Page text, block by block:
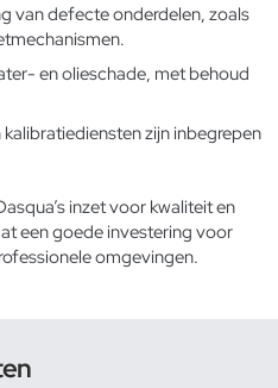
van defecte onderdelen, zoals
en olieschade, met behoud
zijn inbegrepen
inzet voor kwaliteit en
een goede investering voor
omgevingen.